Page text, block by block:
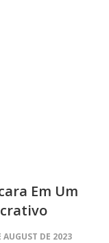
Em Um
AUGUST DE 2023